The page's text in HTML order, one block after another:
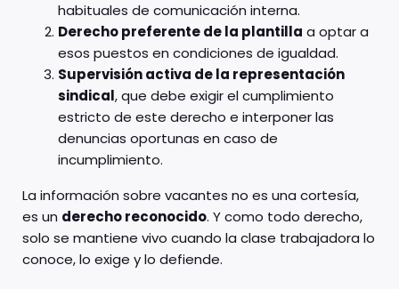
habituales de comunicación interna.
Derecho preferente de la plantilla a optar a
esos puestos en condiciones de igualdad.
Supervisión activa de la representación
sindical, que debe exigir el cumplimiento
estricto de este derecho e interponer las
denuncias oportunas en caso de
incumplimiento.
La información sobre vacantes no es una cortesía,
es un derecho reconocido. Y como todo derecho,
solo se mantiene vivo cuando la clase trabajadora lo
conoce, lo exige y lo defiende.